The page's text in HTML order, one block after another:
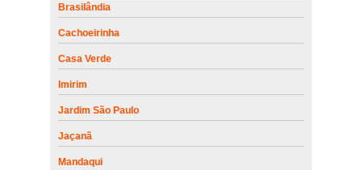
Brasilândia
Cachoeirinha
Casa Verde
Imirim
Jardim São Paulo
Jaçanã
Mandaqui